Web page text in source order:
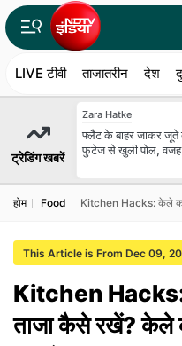
LIVE टीवी ताजातरीन देश
ट्रेडिंग खबरें
Zara Hatke
फ्लैट के बाहर जाकर जूते
फुटेज से खुली पोल, वजह
होम Food Kitchen Hacks: केले
This Article is From Dec 09,
Kitchen
ताजा कैसे रखें? केले